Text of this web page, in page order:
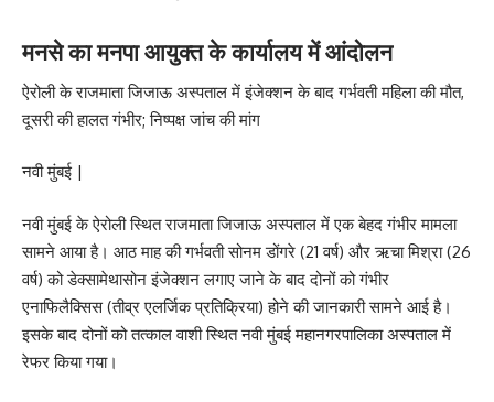
मनसे का मनपा आयुक्त के कार्यालय में आंदोलन
ऐरोली के राजमाता जिजाऊ अस्पताल में इंजेक्शन के बाद गर्भवती महिला की मौत,
दूसरी की हालत गंभीर; निष्पक्ष जांच की मांग
नवी मुंबई |
नवी मुंबई के ऐरोली स्थित राजमाता जिजाऊ अस्पताल में एक बेहद गंभीर मामला
सामने आया है। आठ माह की गर्भवती सोनम डोंगरे (21 वर्ष) और ऋचा मिश्रा (26
वर्ष) को डेक्सामेथासोन इंजेक्शन लगाए जाने के बाद दोनों को गंभीर
एनाफिलैक्सिस (तीव्र एलर्जिक प्रतिक्रिया) होने की जानकारी सामने आई है।
इसके बाद दोनों को तत्काल वाशी स्थित नवी मुंबई महानगरपालिका अस्पताल में
रेफर किया गया।